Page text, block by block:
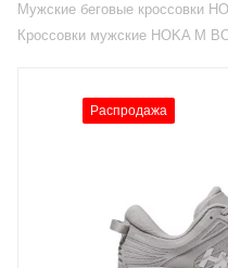
Мужские беговые кроссовки
Кроссовки мужские HOKA M
Распродажа